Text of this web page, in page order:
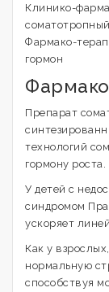
Клинико-
Фармако-
гормон
Препарат
технологий
гормону роста.
У детей с
синдромом
ускоряет
Как у
нормальную
способствуя